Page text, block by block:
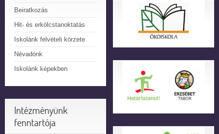
Beiratkozás
Hit- és erkölcstanoktatás
Iskolánk felvételi körzete
Névadónk
Iskolánk képekben
Intézményünk
fenntartója